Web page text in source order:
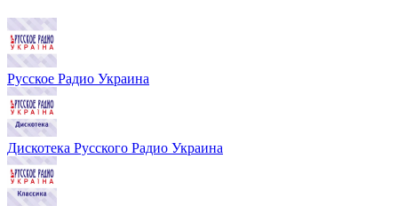
Русское Радио Украина
Дискотека Русского Радио Украина